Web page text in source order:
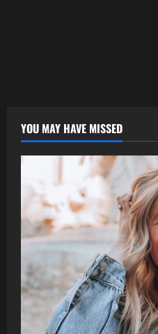
YOU MAY HAVE MISSED